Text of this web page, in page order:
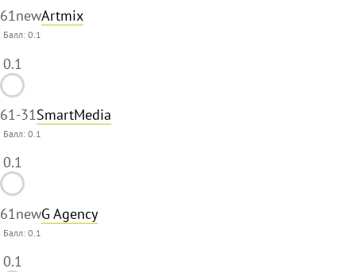
61newArtmix
Балл:0.1
0.1
61-31SmartMedia
Балл:0.1
0.1
61newG Agency
Балл:0.1
0.1